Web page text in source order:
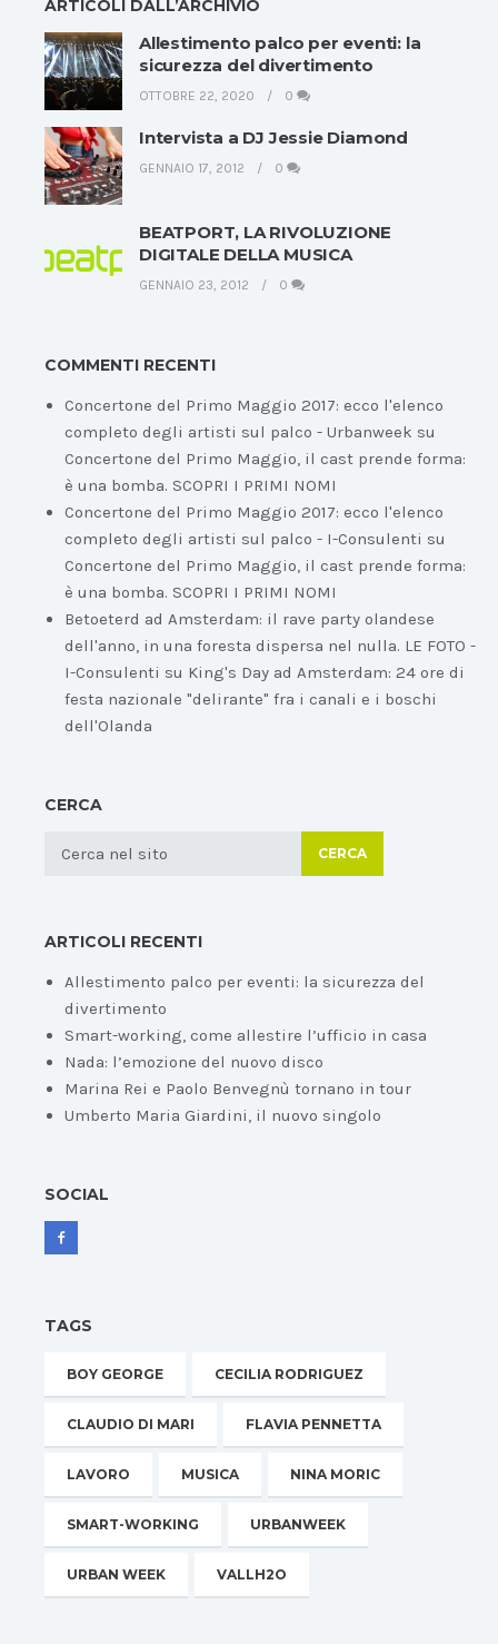
ARTICOLI DALL’ARCHIVIO
Allestimento palco per eventi: la
sicurezza del divertimento
OTTOBRE 22, 2020 0
Intervista a DJ Jessie Diamond
GENNAIO 17, 2012 0
BEATPORT, LA RIVOLUZIONE
DIGITALE DELLA MUSICA
GENNAIO 23, 2012 0
COMMENTI RECENTI
Concertone del Primo Maggio 2017: ecco l'elenco
completo degli artisti sul palco - Urbanweek su
Concertone del Primo Maggio, il cast prende forma:
è una bomba. SCOPRI I PRIMI NOMI
Concertone del Primo Maggio 2017: ecco l'elenco
completo degli artisti sul palco - I-Consulenti su
Concertone del Primo Maggio, il cast prende forma:
è una bomba. SCOPRI I PRIMI NOMI
Betoeterd ad Amsterdam: il rave party olandese
dell'anno, in una foresta dispersa nel nulla. LE FOTO -
I-Consulenti su King's Day ad Amsterdam: 24 ore di
festa nazionale "delirante" fra i canali e i boschi
dell'Olanda
CERCA
CERCA
ARTICOLI RECENTI
Allestimento palco per eventi: la sicurezza del
divertimento
Smart-working, come allestire l’ufficio in casa
Nada: l’emozione del nuovo disco
Marina Rei e Paolo Benvegnù tornano in tour
Umberto Maria Giardini, il nuovo singolo
SOCIAL
TAGS
BOY GEORGE CECILIA RODRIGUEZ
CLAUDIO DI MARI FLAVIA PENNETTA
LAVORO MUSICA NINA MORIC
SMART-WORKING URBANWEEK
URBAN WEEK VALLH2O